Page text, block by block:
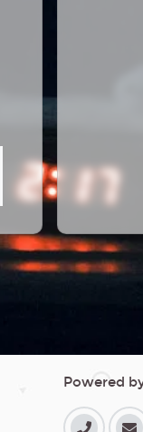
Powered